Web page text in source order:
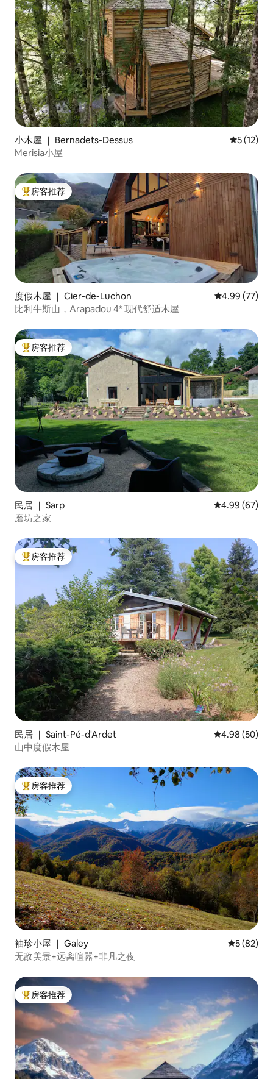
小木屋 ｜ Bernadets-Dessus 平均评分
5 (12)
Merisia小屋
热门「房客推荐」
房客推荐
度假木屋 ｜ Cier-de-Luchon 平均评分
4.99 (77)
比利牛斯山，Arapadou 4* 现代舒适木屋
热门「房客推荐」
房客推荐
民居 ｜ Sarp 平均评分 4.99
4.99 (67)
磨坊之家
热门「房客推荐」
房客推荐
民居 ｜ Saint-Pé-d'Ardet 平均评分 4.98
4.98 (50)
山中度假木屋
热门「房客推荐」
房客推荐
袖珍小屋 ｜ Galey 平均评分
5 (82)
无敌美景+远离喧嚣+非凡之夜
热门「房客推荐」
房客推荐